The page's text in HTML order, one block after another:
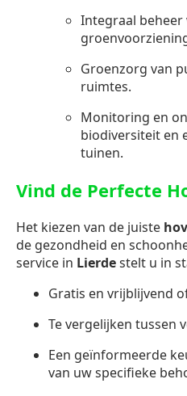
Integraal beheer
Groenzorg van
ruimtes.
Monitoring en
biodiversiteit en
tuinen.
Vind de Perfecte
Het kiezen van de juiste
de gezondheid en
service in Lierdestelt u in
Gratis en vrijblijvend
Te vergelijken tussen
Een geïnformeerde
van uw specifieke